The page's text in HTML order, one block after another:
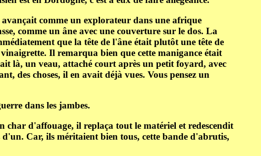
comme un explorateur dans une afrique
comme un âne avec une couverture sur le dos. La
que la tête de l'âne était plutôt une tête de
Il remarqua bien que cette manigance était
là, un veau, attaché court après un petit foyard, avec
des choses, il en avait déjà vues. Vous pensez un
dans les jambes.
d'affouage, il replaça tout le matériel et redescendit
Car, ils méritaient bien tous, cette bande d'abrutis,